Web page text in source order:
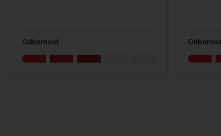
Odbornosť